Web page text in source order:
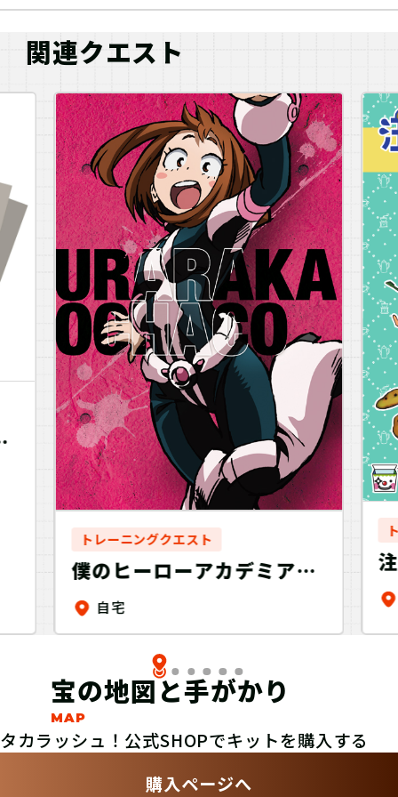
関連クエスト
トレーニングクエスト
僕のヒーローアカデミア
謎ファイル 麗日お茶子
ver「お茶の子サイサイ」
自宅
宝の地図と手がかり
タカラッシュ！公式SHOPでキットを購入する
購入ページへ